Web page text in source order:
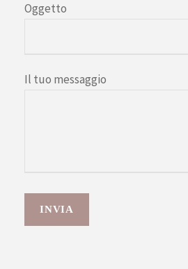
Oggetto
Il tuo messaggio